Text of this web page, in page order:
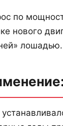
по
нового
лошадью.